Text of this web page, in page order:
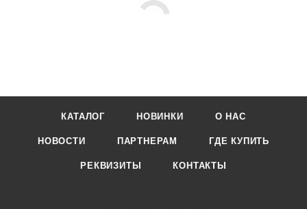
КАТАЛОГ НОВИНКИ О НАС
НОВОСТИ ПАРТНЕРАМ ГДЕ КУПИТЬ
РЕКВИЗИТЫ КОНТАКТЫ